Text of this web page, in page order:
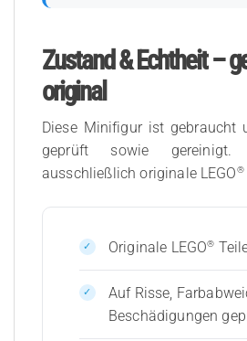
Zustand & Echtheit –
original
Diese Minifigur ist gebraucht
geprüft sowie gereinigt.
ausschließlich originale LEGO®
Originale LEGO®
Auf Risse,
Beschädigungen